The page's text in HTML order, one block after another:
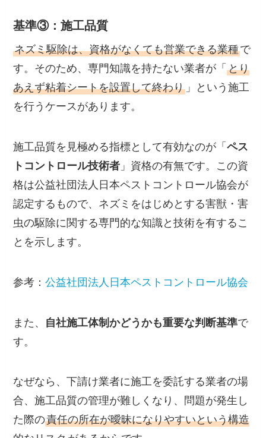
基準③：施工品質
ネズミ駆除は、資格がなくても営業できる業種で
す。そのため、専門知識を持たない業者が「とり
あえず粘着シートを設置して終わり 」という施工
を行うケースがあります。
施工品質を見極める指標として有効なのが「ペス
トコントロール技術者 」資格の有無です。この資
格は公益社団法人日本ペストコントロール協会が
認定するもので、ネズミをはじめとする害獣・害
虫の駆除に関する専門的な知識と技術を有するこ
とを示します。
参考：公益社団法人日本ペストコントロール協会
また、 自社施工体制かどうかも重要な判断基準で
す。
なぜなら、下請け業者に施工を委託する業者の場
合、施工品質の管理が難しくなり、問題が発生し
た際の責任の所在が曖昧になりやすいという構造